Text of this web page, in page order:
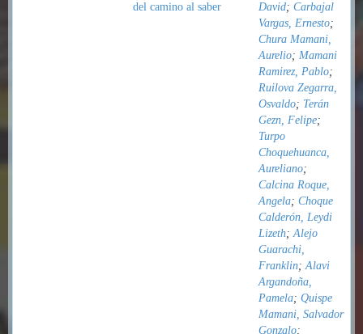
del camino al saber
David; Carbajal
Vargas, Ernesto;
Chura Mamani,
Aurelio; Mamani
Ramirez, Pablo;
Ruilova Zegarra,
Osvaldo; Terán
Gezn, Felipe;
Turpo
Choquehuanca,
Aureliano;
Calcina Roque,
Angela; Choque
Calderón, Leydi
Lizeth;Alejo
Guarachi,
Franklin;Alavi
Argandoña,
Pamela; Quispe
Mamani, Salvador
Gonzalo;